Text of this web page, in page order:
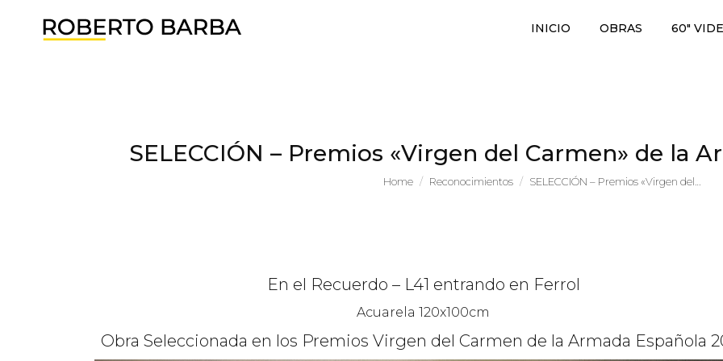
INICIO OBRAS 60″
SELECCIÓN – Premios «Virgen del Carmen» de la
You are here:
Home Reconocimientos SELECCIÓN – Premios «Virgen del…
En el Recuerdo – L41 entrando en Ferrol
Acuarela 120x100cm
Obra Seleccionada en los Premios Virgen del Carmen de la Armada Española